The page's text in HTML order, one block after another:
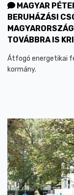
MAGYAR
BERUHÁZÁSI
TOVÁBBRA IS
Átfogó energetikai
kormány.